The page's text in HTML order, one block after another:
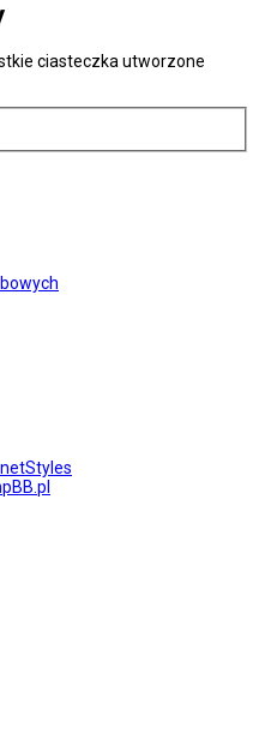
ciasteczka utworzone